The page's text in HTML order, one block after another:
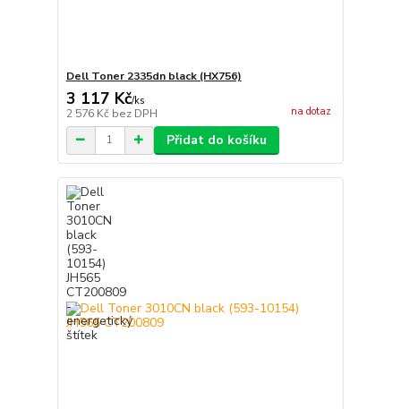
Dell Toner 2335dn black (HX756)
3 117 Kč/ks
2 576 Kč bez DPH na dotaz
Přidat do košíku